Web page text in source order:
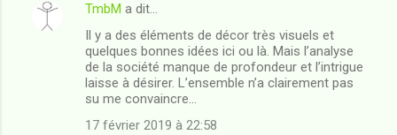
TmbM a dit…
Il y a des éléments de décor très visuels et
quelques bonnes idées ici ou là. Mais l’analyse
de la société manque de profondeur et l’intrigue
laisse à désirer. L’ensemble n’a clairement pas
su me convaincre...
17 février 2019 à 22:58